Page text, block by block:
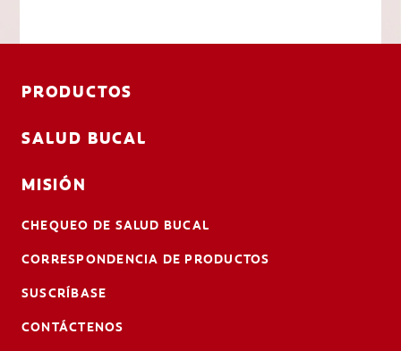
PRODUCTOS
SALUD BUCAL
MISIÓN
CHEQUEO DE SALUD BUCAL
CORRESPONDENCIA DE PRODUCTOS
SUSCRÍBASE
CONTÁCTENOS